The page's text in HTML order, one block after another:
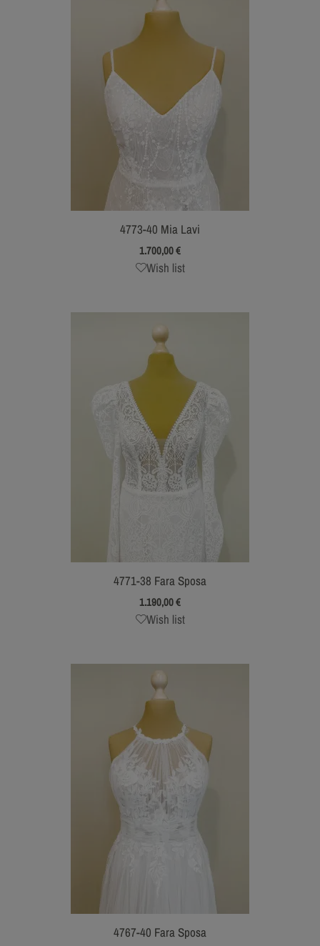
4773-40 Mia Lavi
1.700,00€
Wish list
4771-38 Fara Sposa
1.190,00€
Wish list
4767-40 Fara Sposa